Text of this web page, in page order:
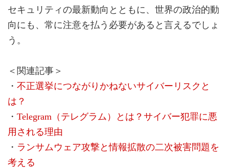
セキュリティの最新動向とともに、世界の政治的動
向にも、常に注意を払う必要があると言えるでしょ
う。
＜関連記事＞
・ 不正選挙につながりかねないサイバーリスクと
は？
・ Telegram（テレグラム）とは？サイバー犯罪に悪
用される理由
・ ランサムウェア攻撃と情報拡散の二次被害問題を
考える